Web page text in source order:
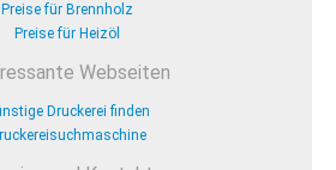
Preise für Brennholz
Preise für Heizöl
Webseiten
Druckerei finden